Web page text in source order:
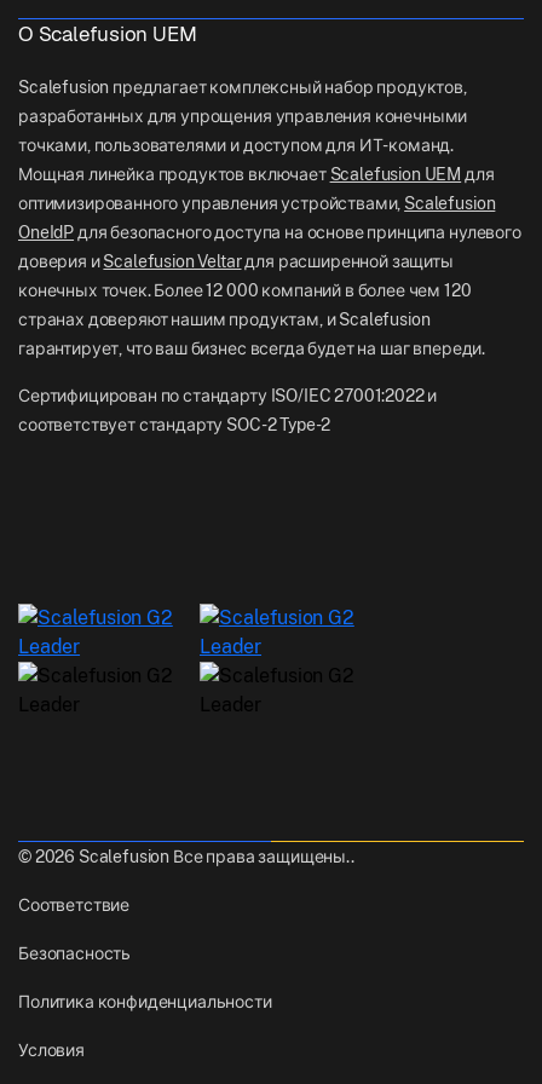
BFSI
Отдел новостей
Careers
US: +1-415-650-4500
NZ: +64-9-888-4315
India: +91-63694-45500
О Scalefusion UEM
Scalefusion предлагает комплексный набор продуктов,
разработанных для упрощения управления конечными
точками, пользователями и доступом для ИТ-команд.
Мощная линейка продуктов включает Scalefusion UEM для
оптимизированного управления устройствами, Scalefusion
OneIdP для безопасного доступа на основе принципа нулевого
доверия иScalefusion Veltarдля расширенной защиты
конечных точек. Более 12 000 компаний в более чем 120
странах доверяют нашим продуктам, и Scalefusion
гарантирует, что ваш бизнес всегда будет на шаг впереди.
Сертифицирован по стандарту ISO/IEC 27001:2022 и
соответствует стандарту SOC-2 Type-2
© 2026 Scalefusion Все права защищены..
Соответствие
Безопасность
Политика конфиденциальности
Условия